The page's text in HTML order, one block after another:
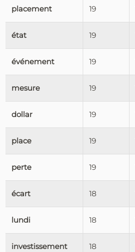
placement 19
état 19
événement 19
mesure 19
dollar 19
place 19
perte 19
écart 18
lundi 18
investissement 18